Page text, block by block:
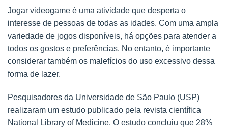
Jogar videogame é uma atividade que desperta o
interesse de pessoas de todas as idades. Com uma ampla
variedade de jogos disponíveis, há opções para atender a
todos os gostos e preferências. No entanto, é importante
considerar também os malefícios do uso excessivo dessa
forma de lazer.
Pesquisadores da Universidade de São Paulo (USP)
realizaram um estudo publicado pela revista científica
National Library of Medicine. O estudo concluiu que 28%